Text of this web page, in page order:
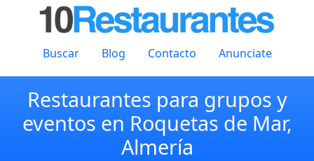
Buscar Blog Contacto Anunciate
Restaurantes para grupos y
eventos en Roquetas de Mar,
Almería